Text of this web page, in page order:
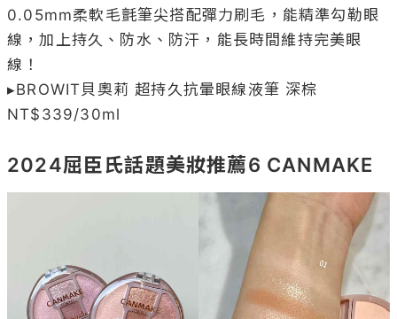
0.05mm柔軟毛氈筆尖搭配彈力刷毛，能精準勾勒眼
線，加上持久、防水、防汗，能長時間維持完美眼
線！
▸BROWIT貝奧莉 超持久抗暈眼線液筆 深棕
NT$339/30ml
2024屈臣氏話題美妝推薦6 CANMAKE